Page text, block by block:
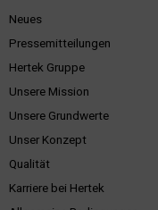
Neues
Pressemitteilungen
Hertek Gruppe
Unsere Mission
Unsere Grundwerte
Unser Konzept
Qualität
Karriere bei Hertek